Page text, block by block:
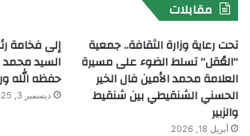
مقابلات
تحت رعاية وزارة الثقافة.. جمعية
“العُقل” تسلط الضوء على مسيرة
العلامة محمد الأمين فال الخير
الحسني الشنقيطي بين شنقيط
والزبير
أبريل 18, 2026
إلى فخامة
السيد محمد
حفظه الله
ديسمبر 3, 2025